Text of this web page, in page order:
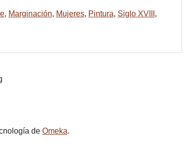
, Marginación, Mujeres, Pintura, Siglo XVIII ,
de Omeka.